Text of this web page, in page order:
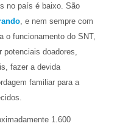
no país é baixo. São
, e nem sempre com
o funcionamento do SNT,
doadores,
fazer a devida
familiar para a
1.600